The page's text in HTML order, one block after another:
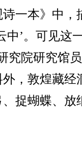
一本》中，
中’。可见这
究院研究馆
，敦煌藏经
捉蝴蝶、放